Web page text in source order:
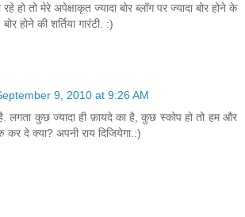
हो तो मेरे अपेक्षाकृत ज्यादा बोर ब्लॉग पर ज्यादा बोर होने के
होने की शर्तिया गारंटी. :)
9, 2010 at 9:26 AM
लगता कुछ ज्यादा ही फ़ायदे का है, कुछ स्कोप हो तो हम और
कर दे क्या? अपनी राय दिजियेगा.:)